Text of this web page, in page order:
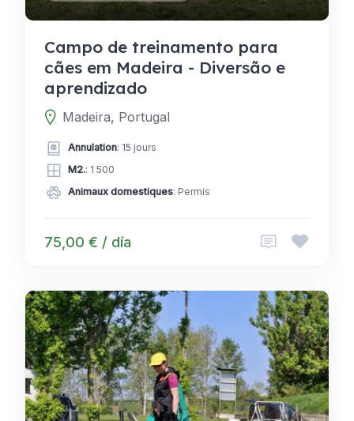
Campo de treinamento para
cães em Madeira - Diversão e
aprendizado
Madeira, Portugal
Annulation: 15 jours
M2.: 1 500
Animaux domestiques: Permis
75,00 € / día